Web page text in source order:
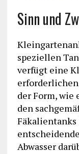
Sinn und
speziellen
verfügt eine
der Form, wie
den
Fäkalientanks
Abwasser